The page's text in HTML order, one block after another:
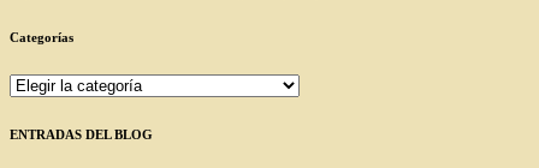
Categorías
Categorías
ENTRADAS DEL BLOG